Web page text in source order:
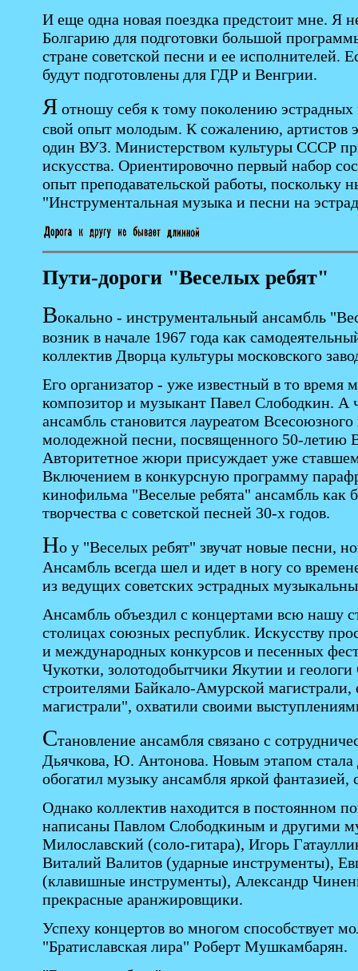
И еще одна новая поездка предстоит мне. Я
Болгарию для подготовки большой
стране советской песни и ее исполнителей.
будут подготовлены для ГДР и Венгрии.
Я отношу себя к тому поколению эстрадных
свой опыт молодым. К сожалению, артистов
один ВУЗ. Министерством культуры СССР
искусства. Ориентировочно первый набор
опыт преподавательской работы,
"Инструментальная музыка и песни на
Пути-дороги "Веселых ребят"
Вокально - инструментальный ансамбль
возник в начале 1967 года как
коллектив Дворца культуры московского
Его организатор - уже известный в то время
композитор и музыкант Павел Слободкин. А
ансамбль становится лауреатом Всесоюзного
молодежной песни, посвященного 50-
Авторитетное жюри присуждает уже
Включением в конкурсную программу
кинофильма "Веселые ребята" ансамбль как
творчества с советской песней 30-х годов.
Но у "Веселых ребят" звучат новые песни,
Ансамбль всегда шел и идет в ногу со
из ведущих советских эстрадных
Ансамбль объездил с концертами всю нашу
столицах союзных республик. Искусству
и международных конкурсов и песенных
Чукотки, золотодобытчики Якутии и
строителями Байкало-Амурской
магистрали", охватили своими
Становление ансамбля связано с
Дьячкова, Ю. Антонова. Новым этапом
обогатил музыку ансамбля яркой
Однако коллектив находится в постоянном
написаны Павлом Слободкиным и другими
Милославский (соло-гитара), Игорь
Виталий Валитов (ударные инструменты),
(клавишные инструменты), Александр
прекрасные аранжировщики.
Успеху концертов во многом способствует
"Братиславская лира" Роберт Мушкамбарян.